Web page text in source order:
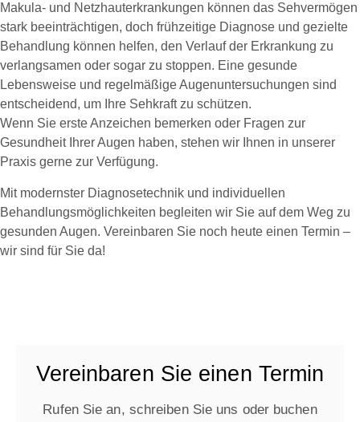
Makula- und Netzhauterkrankungen können das Sehvermögen
stark beeinträchtigen, doch frühzeitige Diagnose und gezielte
Behandlung können helfen, den Verlauf der Erkrankung zu
verlangsamen oder sogar zu stoppen. Eine gesunde
Lebensweise und regelmäßige Augenuntersuchungen sind
entscheidend, um Ihre Sehkraft zu schützen.
Wenn Sie erste Anzeichen bemerken oder Fragen zur
Gesundheit Ihrer Augen haben, stehen wir Ihnen in unserer
Praxis gerne zur Verfügung.
Mit modernster Diagnosetechnik und individuellen
Behandlungsmöglichkeiten begleiten wir Sie auf dem Weg zu
gesunden Augen. Vereinbaren Sie noch heute einen Termin –
wir sind für Sie da!
Vereinbaren Sie einen Termin
Rufen Sie an, schreiben Sie uns oder buchen